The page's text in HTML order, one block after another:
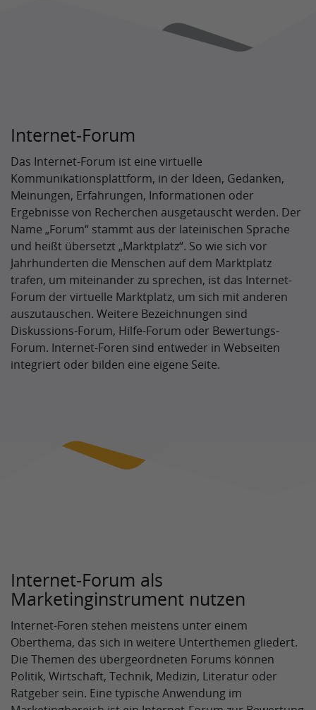
Internet-Forum
Das Internet-Forum ist eine virtuelle
Kommunikationsplattform, in der Ideen, Gedanken,
Meinungen, Erfahrungen, Informationen oder
Ergebnisse von Recherchen ausgetauscht werden. Der
Name „Forum“ stammt aus der lateinischen Sprache
und heißt übersetzt „Marktplatz“. So wie sich vor
Jahrhunderten die Menschen auf dem Marktplatz
trafen, um miteinander zu sprechen, ist das Internet-
Forum der virtuelle Marktplatz, um sich mit anderen
auszutauschen. Weitere Bezeichnungen sind
Diskussions-Forum, Hilfe-Forum oder Bewertungs-
Forum. Internet-Foren sind entweder in Webseiten
integriert oder bilden eine eigene Seite.
Internet-Forum als
Marketinginstrument nutzen
Internet-Foren stehen meistens unter einem
Oberthema, das sich in weitere Unterthemen gliedert.
Die Themen des übergeordneten Forums können
Politik, Wirtschaft, Technik, Medizin, Literatur oder
Ratgeber sein. Eine typische Anwendung im